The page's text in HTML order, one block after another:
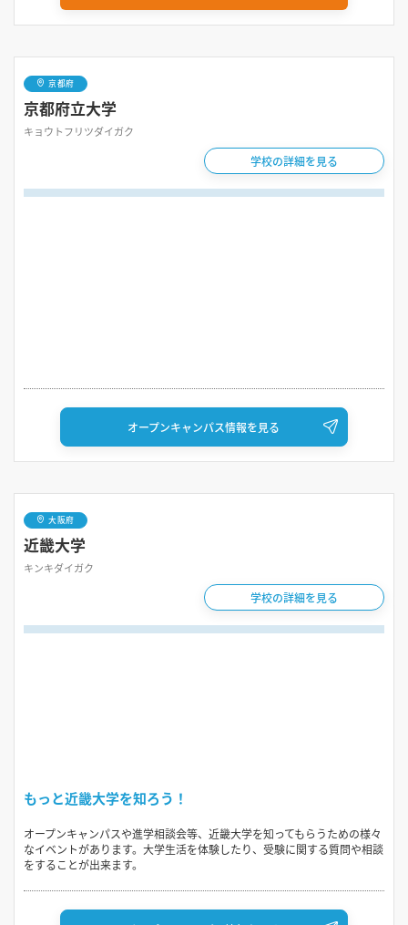
京都府
京都府立大学
キョウトフリツダイガク
学校の詳細を見る
オープンキャンパス情報を見る
大阪府
近畿大学
キンキダイガク
学校の詳細を見る
もっと近畿大学を知ろう！
オープンキャンパスや進学相談会等、近畿大学を知ってもらうための様々
なイベントがあります。大学生活を体験したり、受験に関する質問や相談
をすることが出来ます。